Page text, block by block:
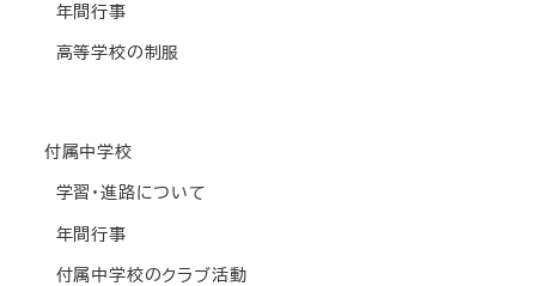
年間行事
高等学校の制服
付属中学校
学習・進路について
年間行事
付属中学校のクラブ活動